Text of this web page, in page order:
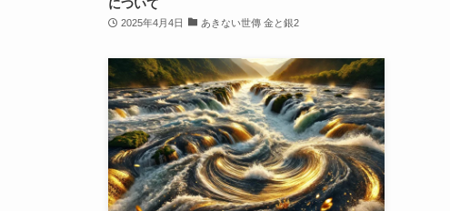
について
2025年4月4日 あきない世傳 金と銀2